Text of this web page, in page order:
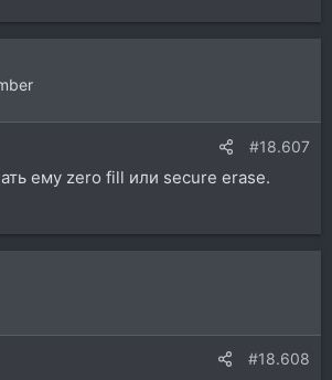
#18.607
ему zero fill или secure erase.
#18.608